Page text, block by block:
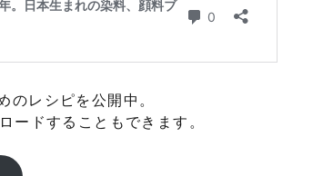
のレシピを公開中。
ードすることもできます。